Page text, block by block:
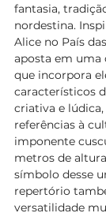
fantasia,
nordestina.
Alice no País
aposta em uma
que incorpora
característicos
criativa e
referências à
imponente
metros de
símbolo desse
repertório
versatilidade